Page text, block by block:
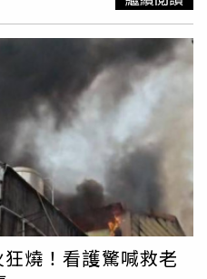
17個單位、24輛消防車、
名消防人員與36名義消趕
長詹仁傑指出，起火建物係
出大量濃煙，並確認有2男4
上延燒，現場立即佈署水線
者係西北大飯店創辦人蕭氏
64歲及66歲兄弟、60歲媳
消防人員先以射水壓制火
將6人平安接駁下樓。對
同時執行射水與救援，因此
路徑安全後才能展開高空救
台中市消防局出動雲梯車，
無大礙。（圖／消防局提
燒！看護驚喊救老